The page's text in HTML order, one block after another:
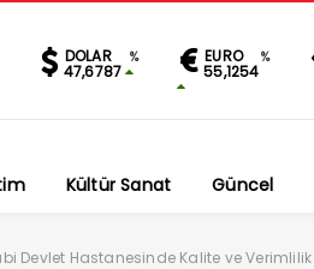
DOLAR %
47,6787
EURO %
55,1254
Kültür Sanat Güncel
Devlet Hastanesinde Kalite ve